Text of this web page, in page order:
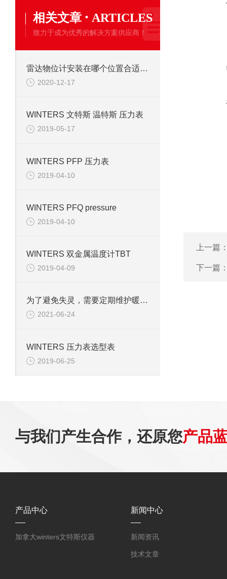
上一篇
下一篇
相关文章 · ARTICLES
致力于成为优秀的解决方案供应商！
雷达物位计安装在哪个位置合适，要根据现场工况决定
2020-12-17
WINTERS 文特斯 温特斯 压力表
2019-05-17
WINTERS PFP 压力表
2019-04-10
WINTERS PFQ pressure
2019-04-10
WINTERS 双金属温度计TBT
2019-04-09
为了避免失灵，需要定期维护暖通压力表
2021-06-24
WINTERS 压力表选型表
2019-06-25
与我们产生合作，还原您产品
产品中心
加拿大winters文特斯仪器
新闻中心
新闻资讯
技术文章